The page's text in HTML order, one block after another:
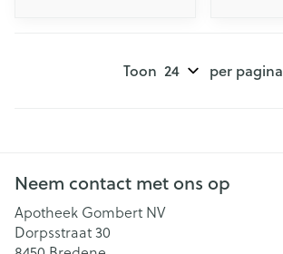
Toon per pagina
Neem contact met ons op
Apotheek Gombert NV
Dorpsstraat 30